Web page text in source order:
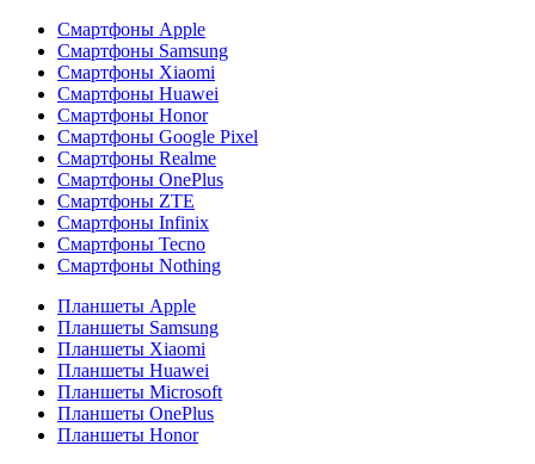
Смартфоны Apple
Смартфоны Samsung
Смартфоны Xiaomi
Смартфоны Huawei
Смартфоны Honor
Смартфоны Google Pixel
Смартфоны Realme
Смартфоны OnePlus
Смартфоны ZTE
Смартфоны Infinix
Смартфоны Tecno
Смартфоны Nothing
Планшеты Apple
Планшеты Samsung
Планшеты Xiaomi
Планшеты Huawei
Планшеты Microsoft
Планшеты OnePlus
Планшеты Honor